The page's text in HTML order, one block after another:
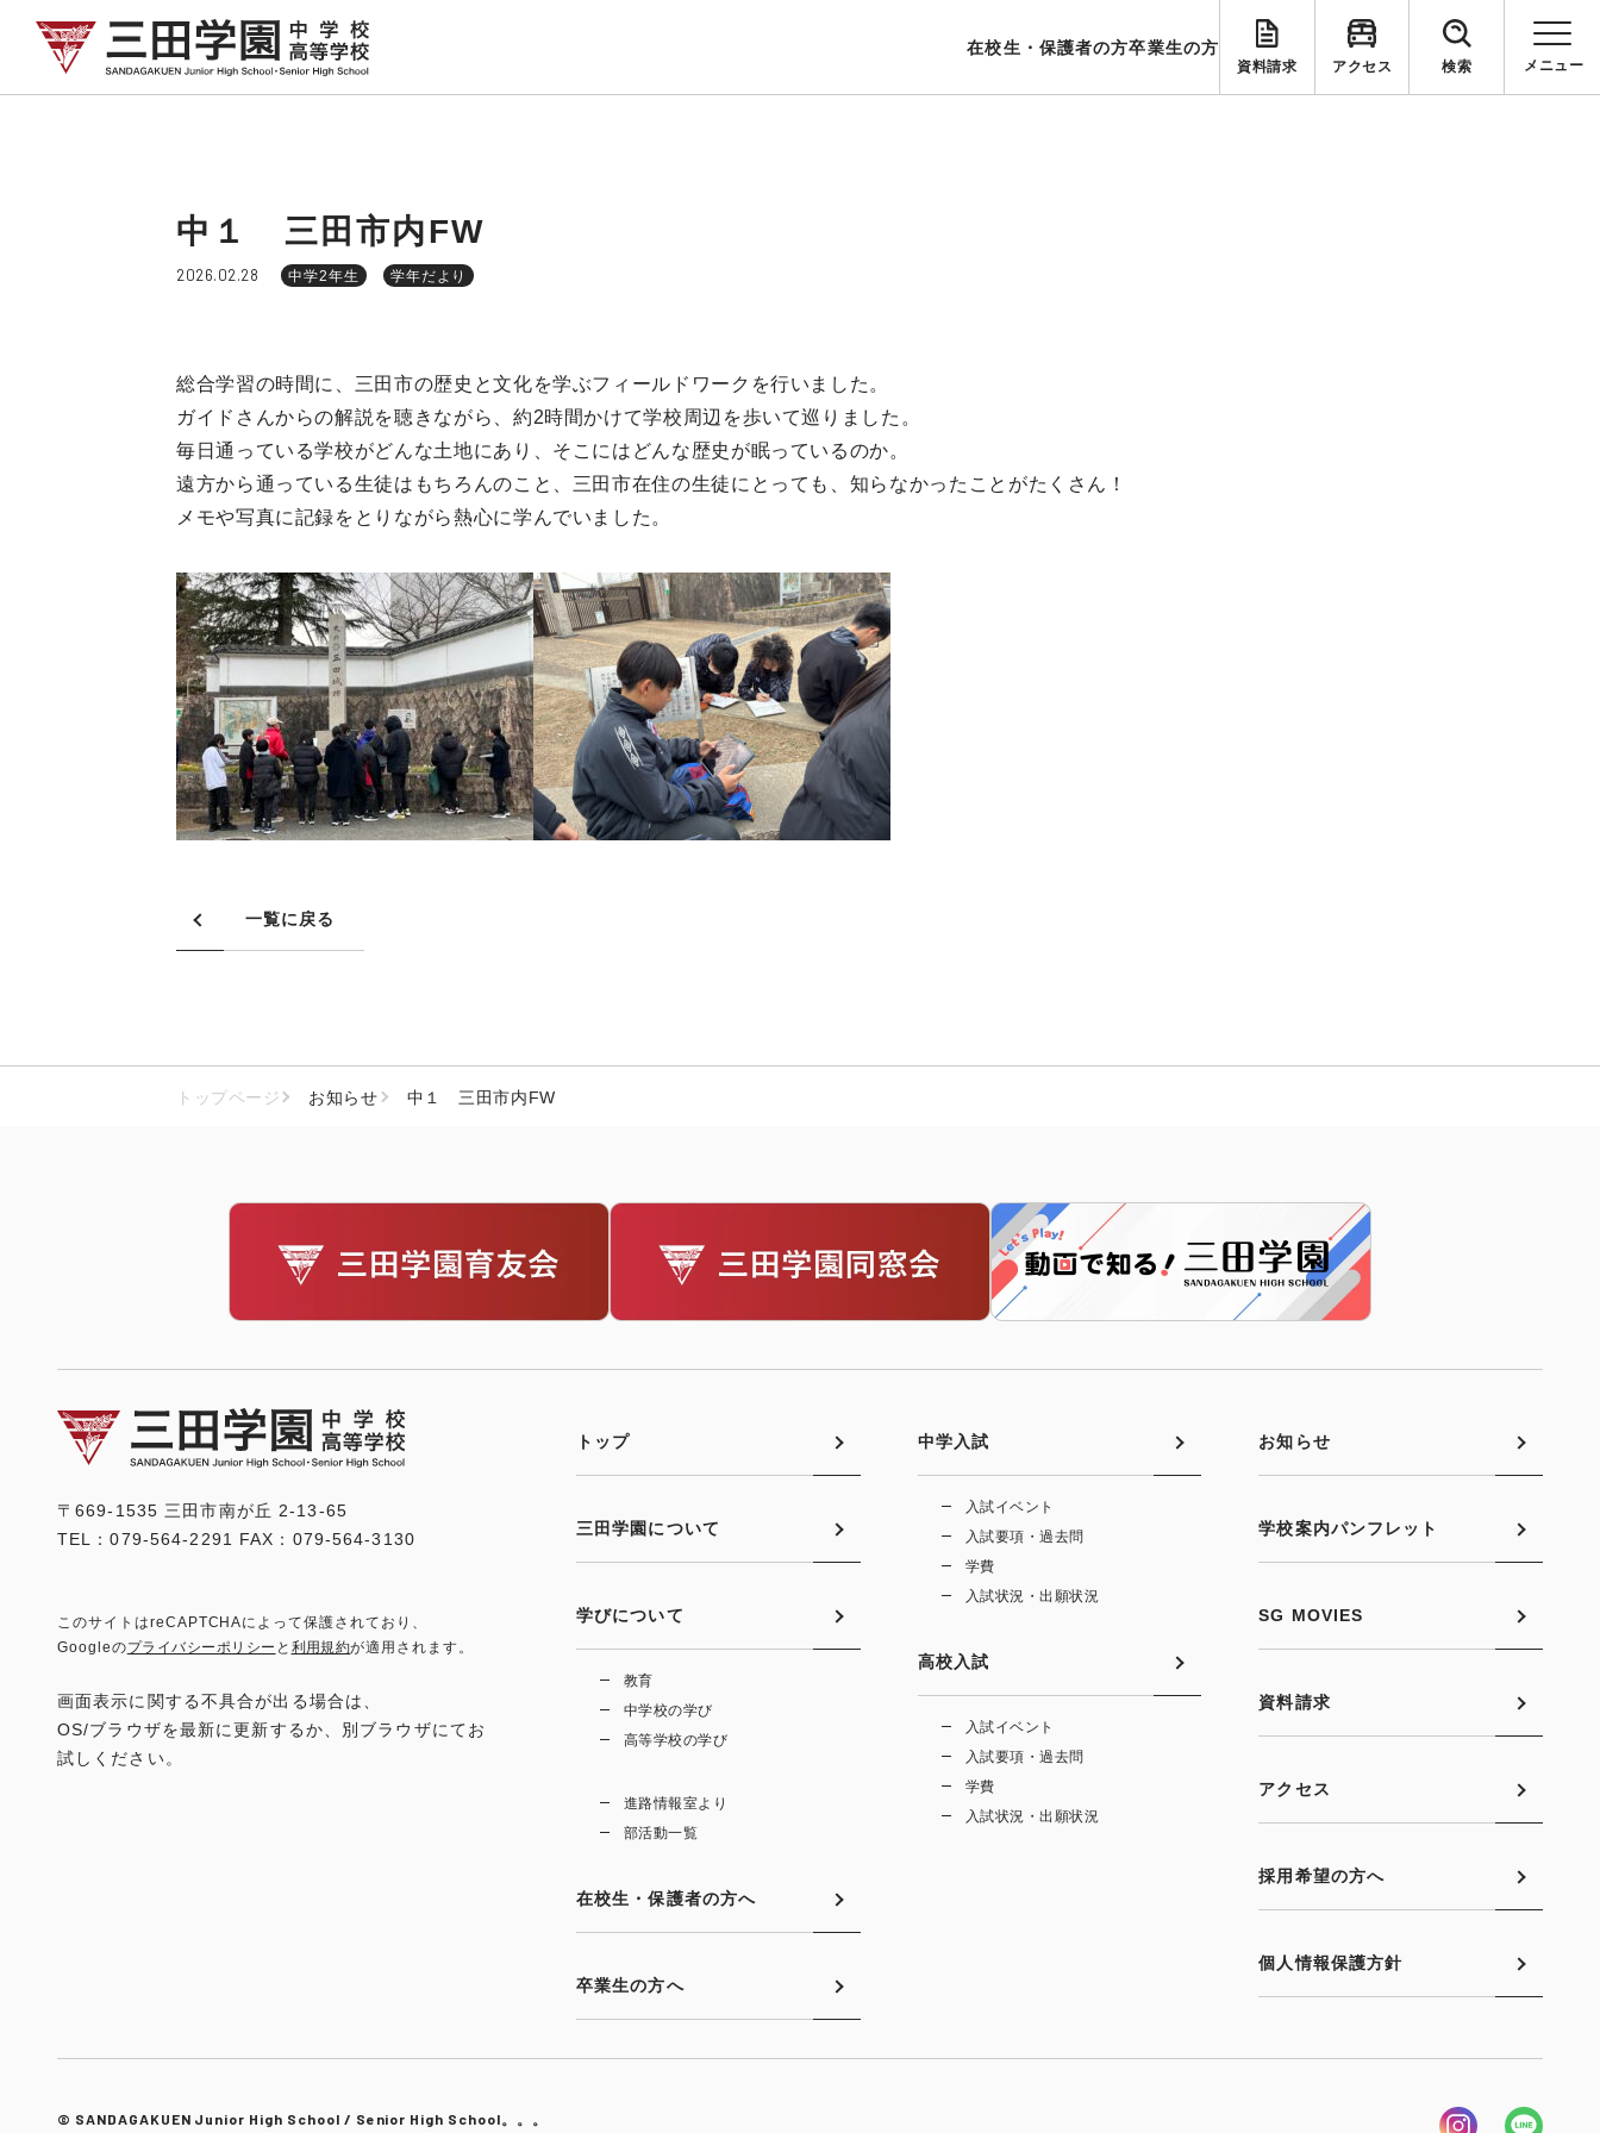
在校生・保護者の方卒業生の方
資料請求 アクセス 検索
中１ 三田市内FW
2026.02.28 中学2年生 学年だより
総合学習の時間に、三田市の歴史と文化を学ぶフィールドワークを行いました。
ガイドさんからの解説を聴きながら、約2時間かけて学校周辺を歩いて巡りました。
毎日通っている学校がどんな土地にあり、そこにはどんな歴史が眠っているのか。
遠方から通っている生徒はもちろんのこと、三田市在住の生徒にとっても、知らなかったことがたくさん！
メモや写真に記録をとりながら熱心に学んでいました。
一覧に戻る
トップページ お知らせ 中１ 三田市内FW
〒669-1535 三田市南が丘 2-13-65
TEL：079-564-2291 FAX：079-564-3130
このサイトはreCAPTCHAによって保護されており、
Googleのプライバシーポリシー と 利用規約が適用されます。
画面表示に関する不具合が出る場合は、
OS/ブラウザを最新に更新するか、別ブラウザにてお
試しください。
トップ
三田学園について
学びについて
教育
中学校の学び
高等学校の学び
進路情報室より
部活動一覧
在校生・保護者の方へ
卒業生の方へ
中学入試
入試イベント
入試要項・過去問
学費
入試状況・出願状況
高校入試
入試イベント
入試要項・過去問
学費
入試状況・出願状況
お知らせ
学校案内パンフレット
SG MOVIES
資料請求
アクセス
採用希望の方へ
個人情報保護方針
© SANDAGAKUEN Junior High School / Senior High School。。。